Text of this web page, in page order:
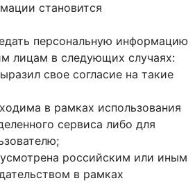
становится
персональную информацию
лицам в следующих случаях:
свое согласие на такие
в рамках использования
сервиса либо для
российским или иным
в рамках